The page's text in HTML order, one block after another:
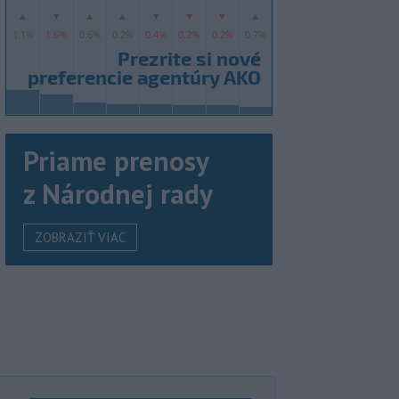
Priame prenosy
z Národnej rady
ZOBRAZIŤ VIAC